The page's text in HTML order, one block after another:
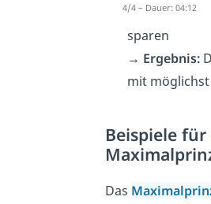
kürzeste
sparen
→ Ergebnis:
mit
Beispiele für
Das
4/4 – Dauer: 04:12